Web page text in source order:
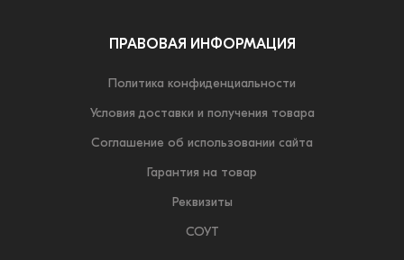
ПРАВОВАЯ ИНФОРМАЦИЯ
Политика конфиденциальности
Условия доставки и получения товара
Соглашение об использовании сайта
Гарантия на товар
Реквизиты
СОУТ